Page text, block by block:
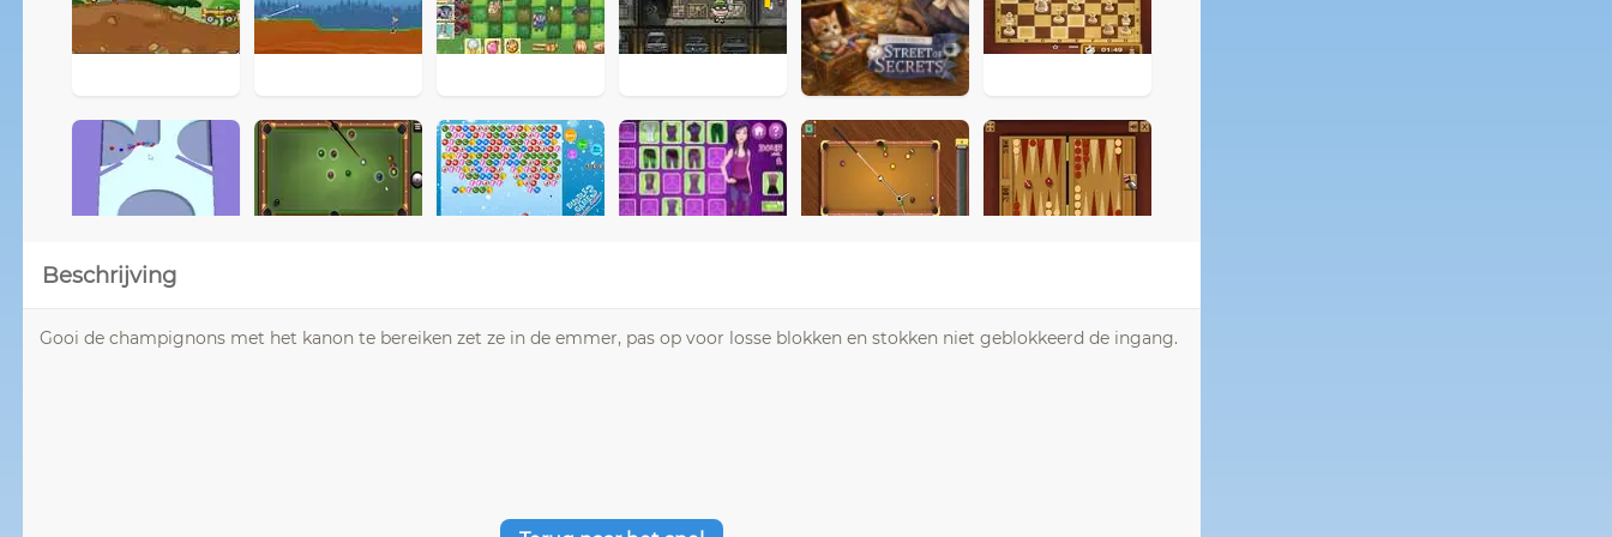
Beschrijving
Gooi de champignons met het kanon te bereiken zet ze in de emmer, pas op voor losse blokken en stokken niet geblokkeerd de ingang.